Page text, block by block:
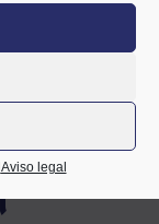
Aviso legal